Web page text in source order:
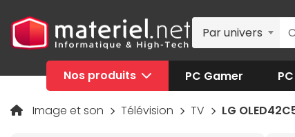
Par univers
Nos produits PC Gamer
Image et son Télévision TV LG